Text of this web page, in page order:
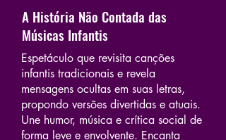
A História Não Contada das
Músicas Infantis
Espetáculo que revisita canções
infantis tradicionais e revela
mensagens ocultas em suas letras,
propondo versões divertidas e atuais.
Une humor, música e crítica social de
forma leve e envolvente. Encanta